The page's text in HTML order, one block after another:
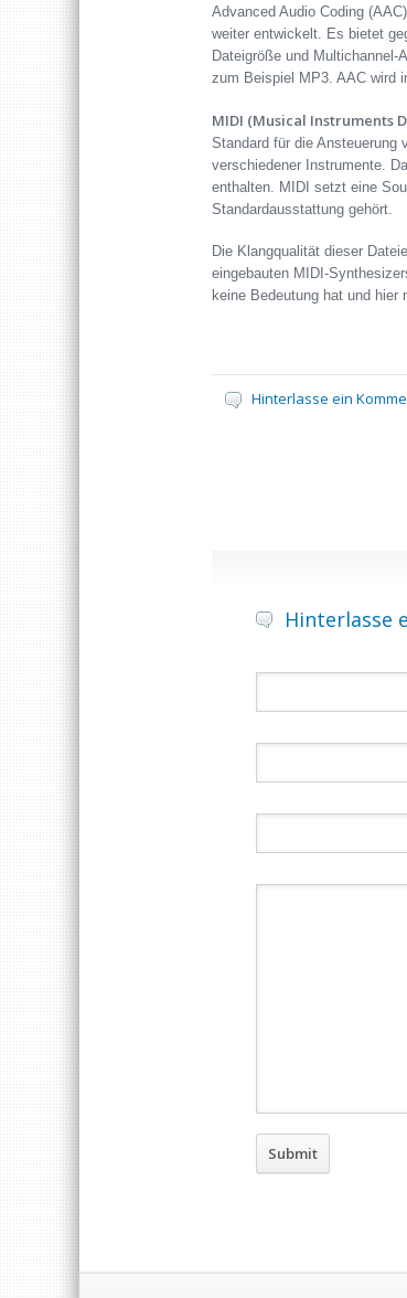
Advanced Audio Coding
weiter entwickelt. Es bietet
Dateigröße und Multichannel-
zum Beispiel MP3. AAC wird
MIDI (Musical Instruments
Standard für die Ansteuerung
verschiedener Instrumente.
enthalten. MIDI setzt eine
Standardausstattung gehört.
Die Klangqualität dieser
eingebauten MIDI-
keine Bedeutung hat und hier
Hinterlasse ein
Hinterlasse